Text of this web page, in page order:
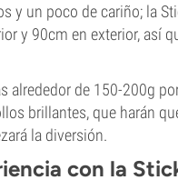
y un poco de cariño; la
y 90cm en exterior, así
alrededor de 150-200g
brillantes, que harán
la diversión.
con la